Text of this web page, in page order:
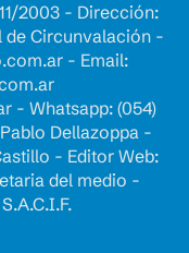
2003 - Dirección:
de Circunvalación -
- Email:
- Whatsapp: (054)
Dellazoppa -
- Editor Web:
del medio -